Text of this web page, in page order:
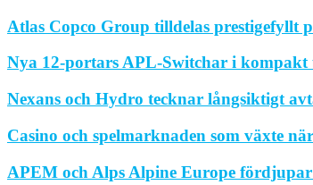
Atlas Copco Group tilldelas prestigefyllt
Nya 12-portars APL-Switchar i kompakt
Nexans och Hydro tecknar långsiktigt
Casino och spelmarknaden som växte
APEM och Alps Alpine Europe